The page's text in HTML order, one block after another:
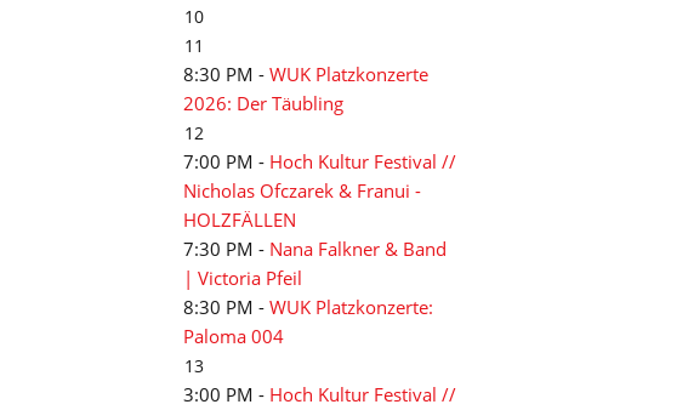
10
11
8:30 PM - WUK Platzkonzerte
2026: Der Täubling
12
7:00 PM - Hoch Kultur Festival //
Nicholas Ofczarek & Franui -
HOLZFÄLLEN
7:30 PM - Nana Falkner & Band
| Victoria Pfeil
8:30 PM - WUK Platzkonzerte:
Paloma 004
13
3:00 PM - Hoch Kultur Festival //